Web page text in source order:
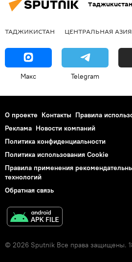
Таджикистан
ТАДЖИКИСТАН ЦЕНТРАЛЬНАЯ АЗИЯ
Макс Telegram
О проекте Контакты Правила
Реклама Новости компаний
Политика конфиденциальности
Политика использования Cookie
Правила применения
технологий
Обратная связь
© 2026 Sputnik Все права защищены.